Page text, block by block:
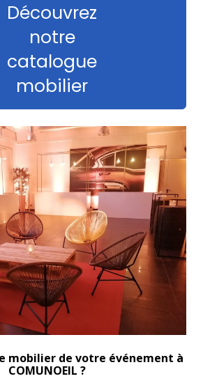
Découvrez
notre
catalogue
mobilier
mobilier de votre événement à
COMUNOEIL ?